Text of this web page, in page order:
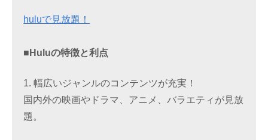
huluで見放題！
■Huluの特徴と利点
1. 幅広いジャンルのコンテンツが充実！
国内外の映画やドラマ、アニメ、バラエティが見放
題。